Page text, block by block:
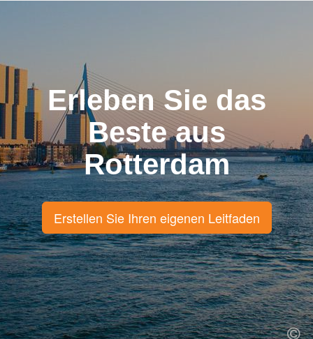
Erleben Sie das
Beste aus
Rotterdam
Erstellen Sie Ihren eigenen Leitfaden